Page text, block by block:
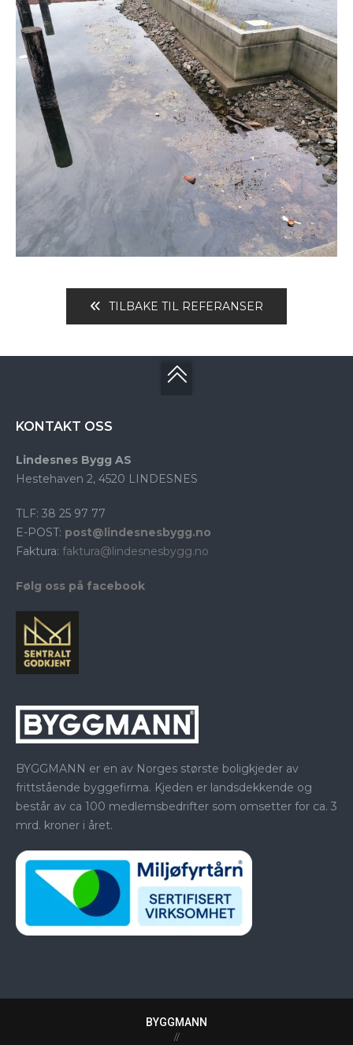
TILBAKE TIL REFERANSER
KONTAKT OSS
Lindesnes Bygg AS
Hestehaven 2, 4520 LINDESNES
TLF: 38 25 97 77
E-POST: post@lindesnesbygg.no
Faktura: faktura@lindesnesbygg.no
Følg oss på facebook
BYGGMANN er en av Norges største boligkjeder av
frittstående byggefirma. Kjeden er landsdekkende og
består av ca 100 medlemsbedrifter som omsetter for ca. 3
mrd. kroner i året.
BYGGMANN
//